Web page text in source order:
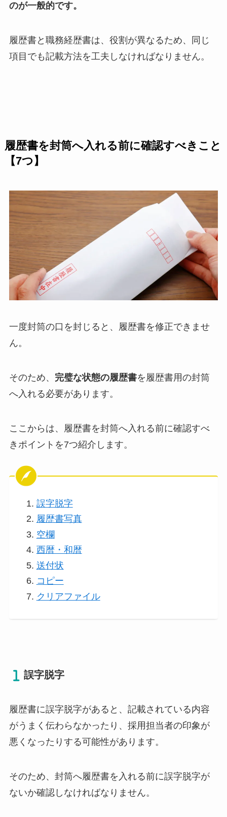
のが一般的です。
履歴書と職務経歴書は、役割が異なるため、同じ
項目でも記載方法を工夫しなければなりません。
履歴書を封筒へ入れる前に確認すべきこと
【7つ】
一度封筒の口を封じると、履歴書を修正できませ
ん。
そのため、 完璧な状態の履歴書を履歴書用の封筒
へ入れる必要があります。
ここからは、履歴書を封筒へ入れる前に確認すべ
きポイントを7つ紹介します。
誤字脱字
履歴書写真
空欄
西暦・和暦
送付状
コピー
クリアファイル
誤字脱字
履歴書に誤字脱字があると、記載されている内容
がうまく伝わらなかったり、採用担当者の印象が
悪くなったりする可能性があります。
そのため、封筒へ履歴書を入れる前に誤字脱字が
ないか確認しなければなりません。